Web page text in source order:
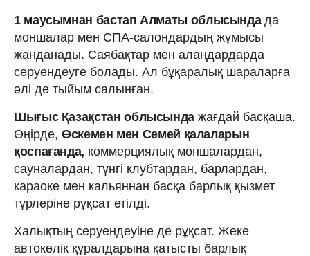
1 маусымнан бастап Алматы облысындада
моншалар мен СПА-салондардың жұмысы
жанданады. Саябақтар мен алаңдардарда
серуендеуге болады. Ал бұқаралық шараларға
әлі де тыйым салынған.
Шығыс Қазақстан облысында жағдай басқаша.
Өңірде, Өскемен мен Семей қалаларын
қоспағанда, коммерциялық моншалардан,
сауналардан, түнгі клубтардан, барлардан,
караоке мен кальяннан басқа барлық қызмет
түрлеріне рұқсат етілді.
Халықтың серуендеуіне де рұқсат. Жеке
автокөлік құралдарына қатысты барлық